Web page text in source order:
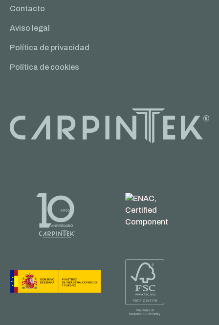
Contacto
Aviso legal
Política de privacidad
Política de cookies